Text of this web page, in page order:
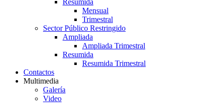
Resumida
Mensual
Trimestral
Sector Público Restringido
Ampliada
Ampliada Trimestral
Resumida
Resumida Trimestral
Contactos
Multimedia
Galería
Video